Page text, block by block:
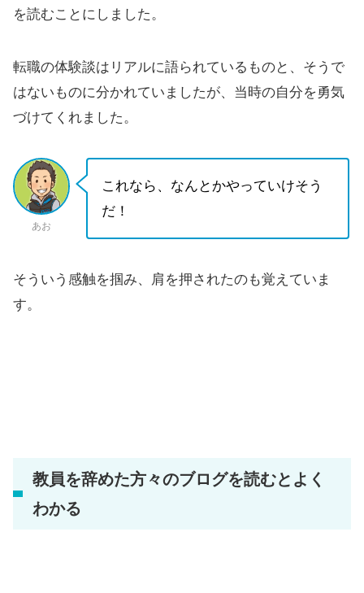
を読むことにしました。
転職の体験談はリアルに語られているものと、そうで
はないものに分かれていましたが、当時の自分を勇気
づけてくれました。
あお
これなら、なんとかやっていけそう
だ！
そういう感触を掴み、肩を押されたのも覚えていま
す。
教員を辞めた方々のブログを読むとよく
わかる